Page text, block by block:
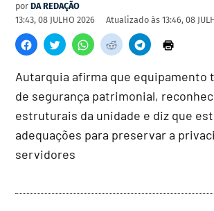
por DA REDAÇÃO
13:43, 08 JULHO 2026
Atualizado às 13:46, 08
Autarquia afirma que equipamento
de segurança patrimonial,
estruturais da unidade e diz que
adequações para preservar a
servidores